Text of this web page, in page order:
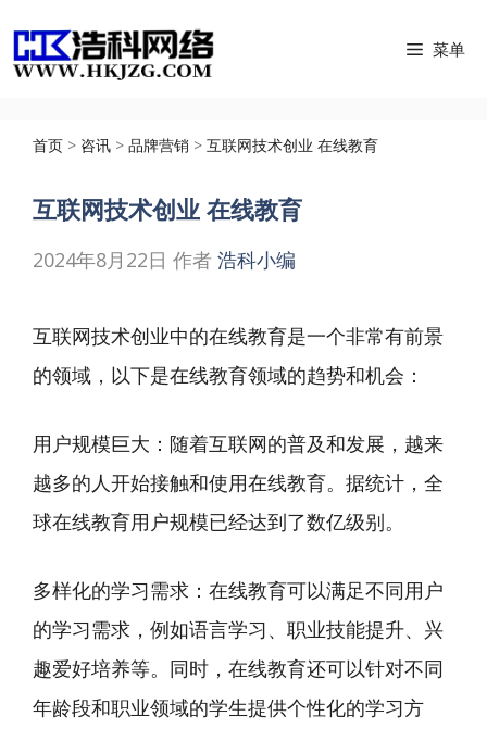
至
菜单
首页 > 咨讯 > 品牌营销 > 互联网技术创业 在线教育
互联网技术创业 在线教育
2024年8月22日 作者 浩科小编
互联网技术创业中的在线教育是一个非常有前景
的领域，以下是在线教育领域的趋势和机会：
用户规模巨大：随着互联网的普及和发展，越来
越多的人开始接触和使用在线教育。据统计，全
球在线教育用户规模已经达到了数亿级别。
多样化的学习需求：在线教育可以满足不同用户
的学习需求，例如语言学习、职业技能提升、兴
趣爱好培养等。同时，在线教育还可以针对不同
年龄段和职业领域的学生提供个性化的学习方